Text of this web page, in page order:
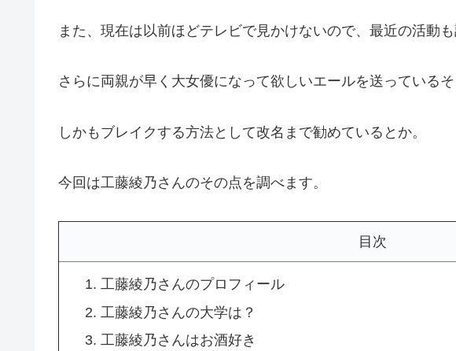
また、現在は以前ほどテレビで見かけないので、最近の活動も
さらに両親が早く大女優になって欲しいエールを送っているそ
しかもブレイクする方法として改名まで勧めているとか。
今回は工藤綾乃さんのその点を調べます。
目次
工藤綾乃さんのプロフィール
工藤綾乃さんの大学は？
工藤綾乃さんはお酒好き